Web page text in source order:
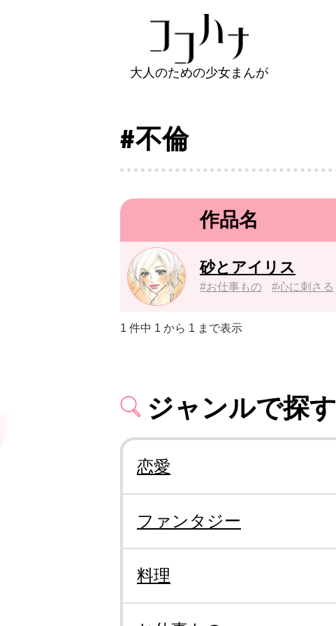
大人のための少女まんが
#不倫
作品名
砂とアイリス
お仕事もの 心に刺さる
1 件中 1 から 1 まで表示
ジャンルで探す
恋愛
ファンタジー
料理